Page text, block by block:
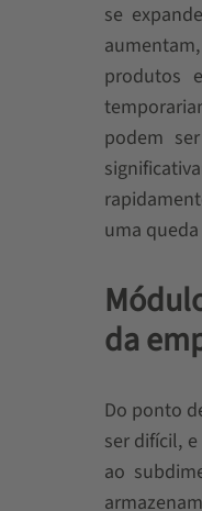
se
produtos
podem
uma
da
Do ponto
ser difícil,
ao